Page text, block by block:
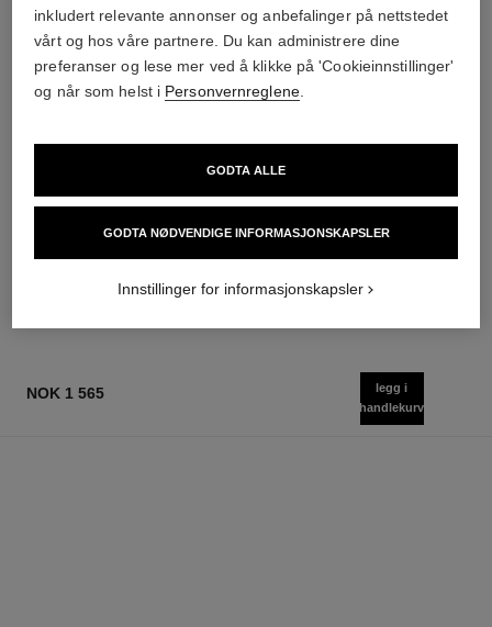
Legg i handlekurv
Ref. 116260
Legg i handlekurv
NOK 1 565
legg i
handlekurv
inkludert relevante annonser og anbefalinger på nettstedet
vårt og hos våre partnere. Du kan administrere dine
preferanser og lese mer ved å klikke på 'Cookieinnstillinger'
og når som helst i Personvernreglene.
GODTA NØDVENDIGE INFORMASJONSKAPSLER
GODTA ALLE
Innstillinger for informasjonskapsler